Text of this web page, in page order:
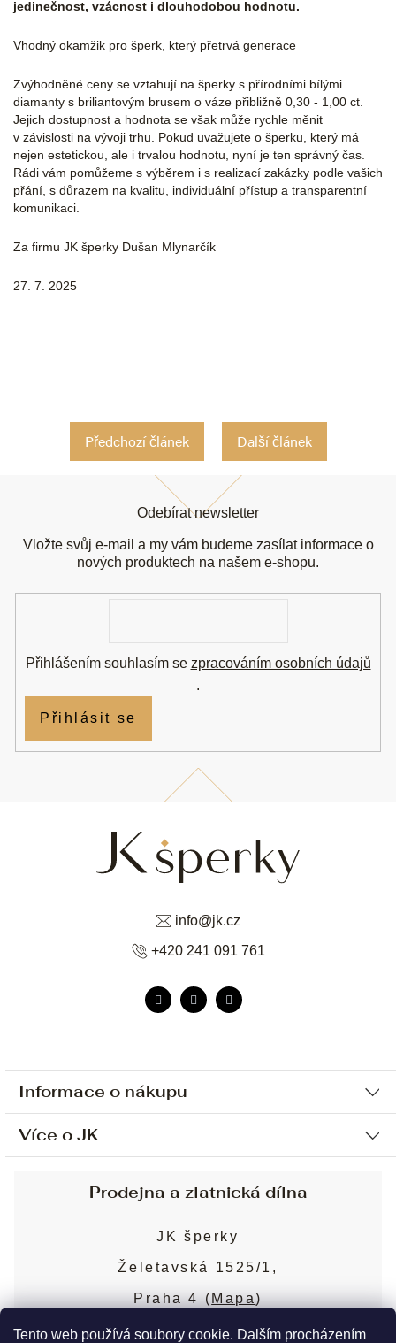
Tento web používá soubory cookie. Dalším procházením
jedinečnost, vzácnost i dlouhodobou hodnotu.
Vhodný okamžik pro šperk, který přetrvá generace
Zvýhodněné ceny se vztahují na šperky s přírodními bílými
diamanty s briliantovým brusem o váze přibližně 0,30 - 1,00 ct.
Jejich dostupnost a hodnota se však může rychle měnit
v závislosti na vývoji trhu. Pokud uvažujete o šperku, který má
nejen estetickou, ale i trvalou hodnotu, nyní je ten správný čas.
Rádi vám pomůžeme s výběrem i s realizací zakázky podle vašich
přání, s důrazem na kvalitu, individuální přístup a transparentní
komunikaci.
Za firmu JK šperky Dušan Mlynarčík
27. 7. 2025
Předchozí článek Další článek
Informace o nákupu
Ochrana osobních údajů
Sjednání osobní schůzky
Obchodní podmínky
Puncovní značky
Více o JK
Blog
Nejčastější dotazy
info@jk.cz
+420 241 091 761
Odebírat newsletter
Vložte svůj e-mail a my vám budeme zasílat informace o
nových produktech na našem e-shopu.
Přihlášením souhlasím se zpracováním osobních údajů
.
Přihlásit se
Prodejna a zlatnická dílna
JK šperky
Želetavská 1525/1,
Praha 4 ( Mapa)
Více o prodejně